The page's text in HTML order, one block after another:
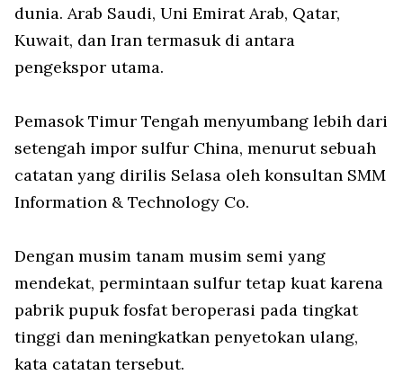
dunia. Arab Saudi, Uni Emirat Arab, Qatar,
Kuwait, dan Iran termasuk di antara
pengekspor utama.
Pemasok Timur Tengah menyumbang lebih dari
setengah impor sulfur China, menurut sebuah
catatan yang dirilis Selasa oleh konsultan SMM
Information & Technology Co.
Dengan musim tanam musim semi yang
mendekat, permintaan sulfur tetap kuat karena
pabrik pupuk fosfat beroperasi pada tingkat
tinggi dan meningkatkan penyetokan ulang,
kata catatan tersebut.